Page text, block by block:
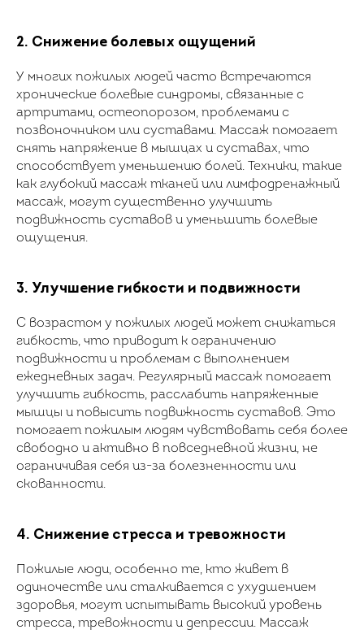
2. Снижение болевых ощущений
У многих пожилых людей часто встречаются
хронические болевые синдромы, связанные с
артритами, остеопорозом, проблемами с
позвоночником или суставами. Массаж помогает
снять напряжение в мышцах и суставах, что
способствует уменьшению болей. Техники, такие
как глубокий массаж тканей или лимфодренажный
массаж, могут существенно улучшить
подвижность суставов и уменьшить болевые
ощущения.
3. Улучшение гибкости и подвижности
С возрастом у пожилых людей может снижаться
гибкость, что приводит к ограничению
подвижности и проблемам с выполнением
ежедневных задач. Регулярный массаж помогает
улучшить гибкость, расслабить напряженные
мышцы и повысить подвижность суставов. Это
помогает пожилым людям чувствовать себя более
свободно и активно в повседневной жизни, не
ограничивая себя из-за болезненности или
скованности.
4. Снижение стресса и тревожности
Пожилые люди, особенно те, кто живет в
одиночестве или сталкивается с ухудшением
здоровья, могут испытывать высокий уровень
стресса, тревожности и депрессии. Массаж